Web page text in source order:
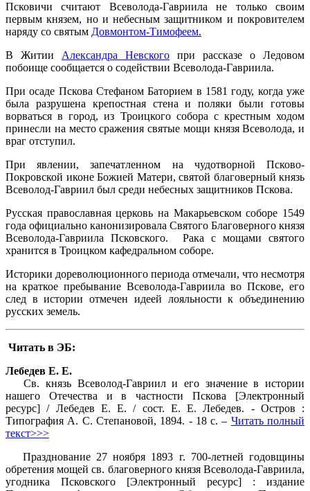
Псковичи считают Всеволода-Гавриила не только своим
первым князем, но и небесным защитником и покровителем
наряду со святым Довмонтом-Тимофеем.
В Житии Александра Невского при рассказе о Ледовом
побоище сообщается о содействии Всеволода-Гавриила.
При осаде Пскова Стефаном Баторием в 1581 году, когда уже
была разрушена крепостная стена и поляки были готовы
ворваться в город, из Троицкого собора с крестным ходом
принесли на место сражения святые мощи князя Всеволода, и
враг отступил.
При явлении, запечатленном на чудотворной Псково-
Покровской иконе Божией Матери, святой благоверный князь
Всеволод-Гавриил был среди небесных защитников Пскова.
Русская православная церковь на Макарьевском соборе 1549
года официально канонизировала Святого Благоверного князя
Всеволода-Гавриила Псковского. Рака с мощами святого
хранится в Троицком кафедральном соборе.
Историки дореволюционного периода отмечали, что несмотря
на краткое пребывание Всеволода-Гавриила во Пскове, его
след в истории отмечен идеей лояльности к объединению
русских земель.
Читать в ЭБ:
Лебедев Е. Е.
Св. князь Всеволод-Гавриил и его значение в истории
нашего Отечества и в частности Пскова [Электронный
ресурс] / Лебедев Е. Е. / сост. Е. Е. Лебедев. - Остров :
Типография А. С. Степановой, 1894. - 18 с. – Читать полный
текст>>>
Празднование 27 ноября 1893 г. 700-летней годовщины
обретения мощей св. благоверного князя Всеволода-Гавриила,
угодника Псковского [Электронный ресурс] : издание